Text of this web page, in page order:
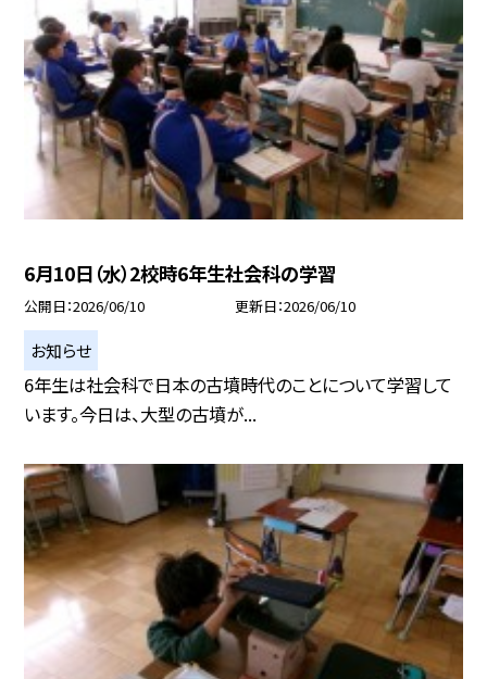
6月10日（水）2校時6年生社会科の学習
公開日 2026/06/10 更新日 2026/06/10
お知らせ
6年生は社会科で日本の古墳時代のことについて学習して
います。今日は、大型の古墳が...